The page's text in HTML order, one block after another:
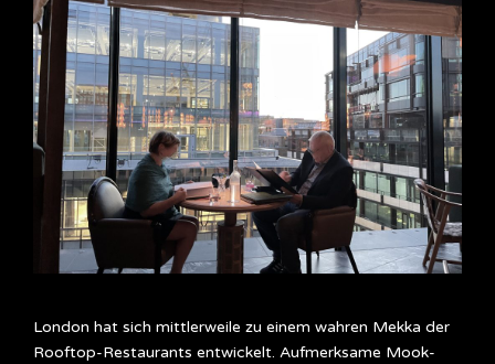
London hat sich mittlerweile zu einem wahren Mekka der
Rooftop-Restaurants entwickelt. Aufmerksame Mook-